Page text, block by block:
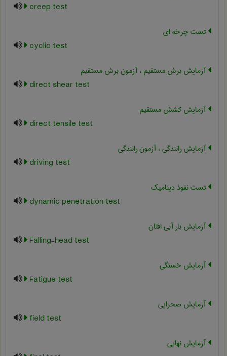
creep test
تست چرخه ای
cyclic test
آزمایش برش مستقیم ، آزمون برش مستقیم
direct shear test
آزمایش کشش مستقیم
direct tensile test
آزمایش رانندگی ، آزمون رانندگی
driving test
تست نفوذ دینامیک
dynamic penetration test
آزمایش بار آبی افتان
Falling-head test
آزمایش خستگی
Fatigue test
آزمایش صحرایی
field test
آزمایش نهایی